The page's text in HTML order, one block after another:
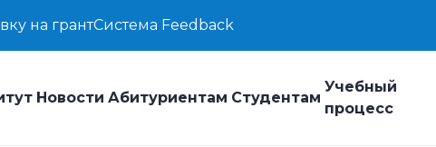
на грантСистема Feedback
Новости Абитуриентам Студентам
Учебный
процесс